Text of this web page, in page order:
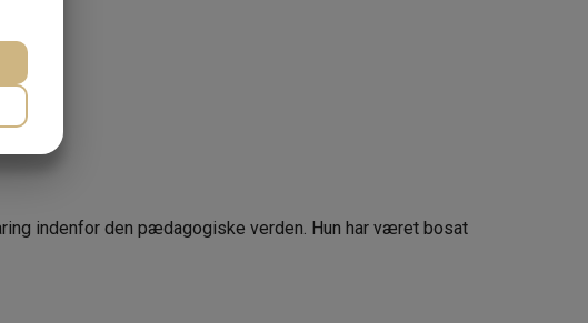
indenfor den pædagogiske verden. Hun har været bosat